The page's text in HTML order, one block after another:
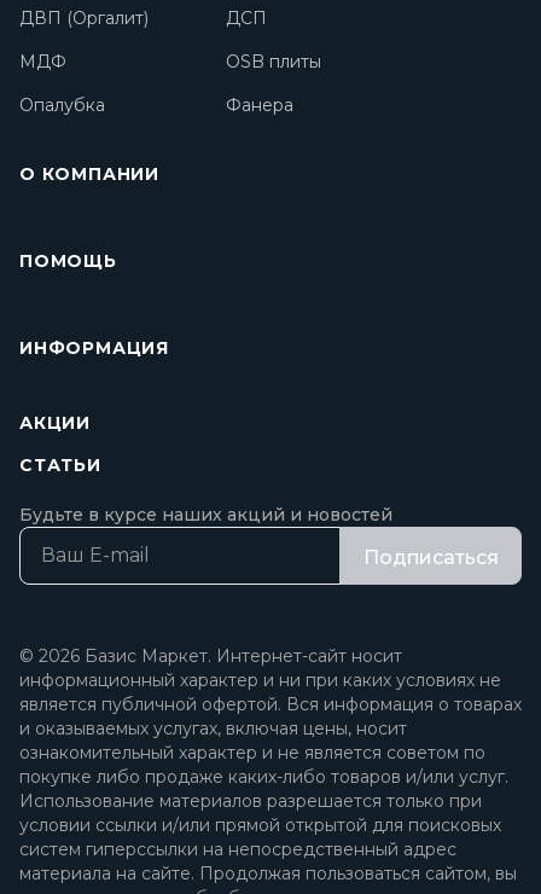
ДВП (Оргалит)
ДСП
МДФ
OSB плиты
Опалубка
Фанера
О КОМПАНИИ
ПОМОЩЬ
ИНФОРМАЦИЯ
АКЦИИ
СТАТЬИ
Будьте в курсе наших акций и новостей
Подписаться
© 2026 Базис Маркет. Интернет-сайт носит
информационный характер и ни при каких условиях не
является публичной офертой. Вся информация о товарах
и оказываемых услугах, включая цены, носит
ознакомительный характер и не является советом по
покупке либо продаже каких-либо товаров и/или услуг.
Использование материалов разрешается только при
условии ссылки и/или прямой открытой для поисковых
систем гиперссылки на непосредственный адрес
материала на сайте. Продолжая пользоваться сайтом, вы